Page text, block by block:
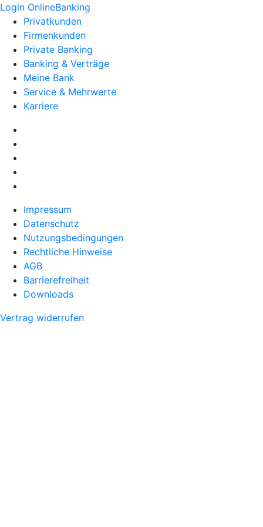
Login OnlineBanking
Privatkunden
Firmenkunden
Private Banking
Banking & Verträge
Meine Bank
Service & Mehrwerte
Karriere
Impressum
Datenschutz
Nutzungsbedingungen
Rechtliche Hinweise
AGB
Barrierefreiheit
Downloads
Vertrag widerrufen